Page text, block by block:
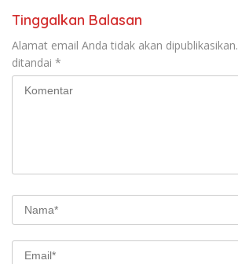
Tinggalkan Balasan
Alamat email Anda tidak akan dipublikasikan.
ditandai *